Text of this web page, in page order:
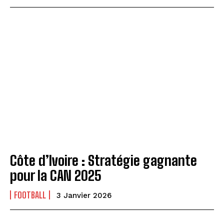
Côte d’Ivoire : Stratégie gagnante
pour la CAN 2025
FOOTBALL 3 Janvier 2026